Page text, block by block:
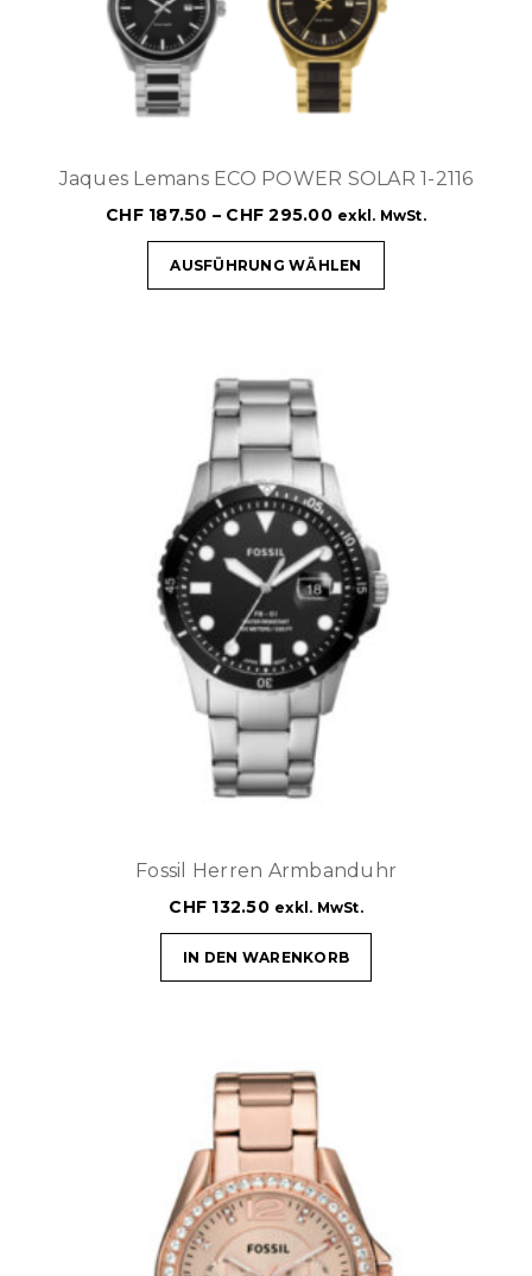
Jaques Lemans ECO POWER SOLAR 1-2116
CHF187.50 – CHF 295.00 exkl. MwSt.
AUSFÜHRUNG WÄHLEN
Fossil Herren Armbanduhr
CHF 132.50 exkl. MwSt.
IN DEN WARENKORB